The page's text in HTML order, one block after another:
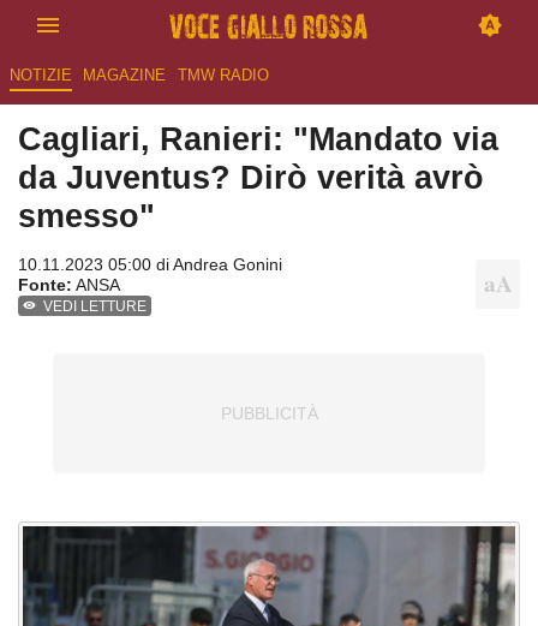
NOTIZIE MAGAZINE TMW RADIO
Cagliari, Ranieri: "Mandato via
da Juventus? Dirò verità avrò
smesso"
10.11.2023 05:00 diAndrea Gonini
Fonte: ANSA
VEDI LETTURE